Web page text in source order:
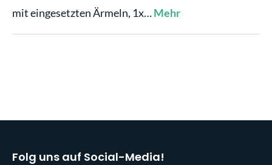
mit eingesetzten Ärmeln, 1x…Mehr
Folg uns auf Social-Media!